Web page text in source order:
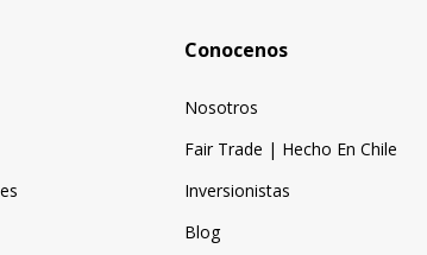
Conocenos
Nosotros
Fair Trade | Hecho En Chile
Inversionistas
Blog